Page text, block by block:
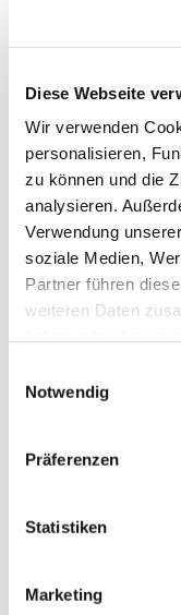
Diese Webseite
Wir verwenden
personalisieren,
zu können und die
analysieren.
Verwendung
soziale Medien,
Partner führen
weiteren Daten
Notwendig
Präferenzen
Statistiken
Marketing
Maria
Waldweg,